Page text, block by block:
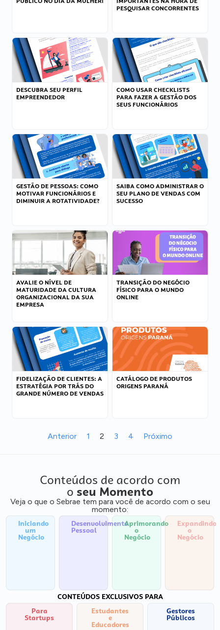
PESQUISAR CONCORRENTES
DESCUBRA SEU PERFIL
EMPREENDEDOR
COMO USAR CHECKLISTS
PARA FAZER A GESTÃO DOS
SEUS FUNCIONÁRIOS
GESTÃO DE PESSOAS: COMO
MOTIVAR FUNCIONÁRIOS E
DIMINUIR A ROTATIVIDADE?
SAIBA COMO ADMINISTRAR O
SEU PLANO DE VENDAS COM
SUCESSO
AVALIE O NÍVEL DE
MATURIDADE DA CULTURA
ORGANIZACIONAL DA SUA
EMPRESA
TRANSIÇÃO DO NEGÓCIO
FÍSICO PARA O MUNDO
ONLINE
FIDELIZAÇÃO DE CLIENTES: A
ESTRATÉGIA POR TRÁS DO
GRANDE NÚMERO DE VENDAS
CATÁLOGO DE PRODUTOS
ORIGENS PARANÁ
Anterior 1 2 3 4 Próximo
Conteúdos de acordo com
o seu Momento
Veja o que o Sebrae tem para você de acordo com o seu
momento:
Iniciando
um
Negócio
Desenvolvimento
Pessoal
Aprimorando
o
Negócio
Expandindo
o
Negócio
CONTEÚDOS EXCLUSIVOS PARA
Para
Startups
Estudantes
e
Educadores
Gestores
Públicos